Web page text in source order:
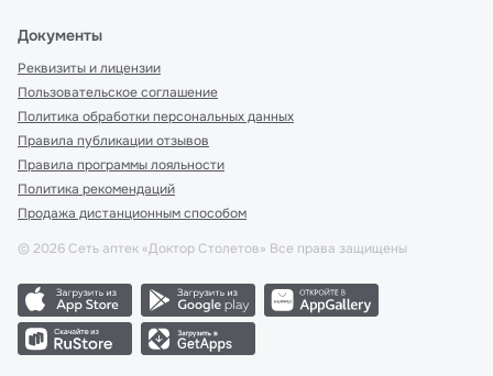
Документы
Реквизиты и лицензии
Пользовательское соглашение
Политика обработки персональных данных
Правила публикации отзывов
Правила программы лояльности
Политика рекомендаций
Продажа дистанционным способом
© 2026 Сеть аптек «Доктор Столетов» Все права защищены